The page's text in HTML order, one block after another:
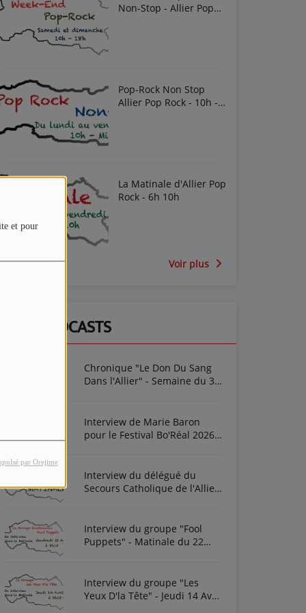
et pour
par Orejime
Non-Stop - Allier Pop
Pop-Rock Non Stop
Allier Pop Rock - 10h -
La Matinale d'Allier Pop
Rock - 6h 10h
Voir plus
NOS PODCASTS
Chronique "Le Don Du Sang
Dans l'Allier" - Semaine du 3
Interview de Marie Baron
pour le Festival Bo'Réal 2026
Interview du délégué du
Secours Catholique de l'Allier
Interview du groupe "Fool
Puppets" - Matinale du 22
Interview du groupe "Les
Yeux D'la Tête" - Jeudi 14 Avril